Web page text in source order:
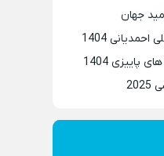
جهان
1404
1404